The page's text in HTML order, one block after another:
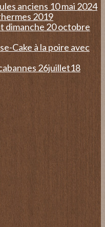
anciens 10 mai 2024
2019
dimanche 20 octobre
Cake à la poire avec
26juillet18